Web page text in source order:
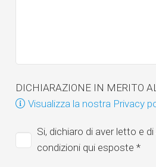
DICHIARAZIONE IN MERITO
Visualizza la nostra Privacy
Si, dichiaro di aver letto e
condizioni qui esposte *